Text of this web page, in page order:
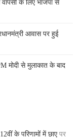
के लिए भाजपा से
आवास पर हुई
मोदी से मुलाकात के बाद
के परिणामों में छाएपर